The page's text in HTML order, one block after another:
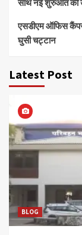
साथ नई शुरुआत की
एसडीएम ऑफिस
घुसी चट्टान
Latest Post
BLOG